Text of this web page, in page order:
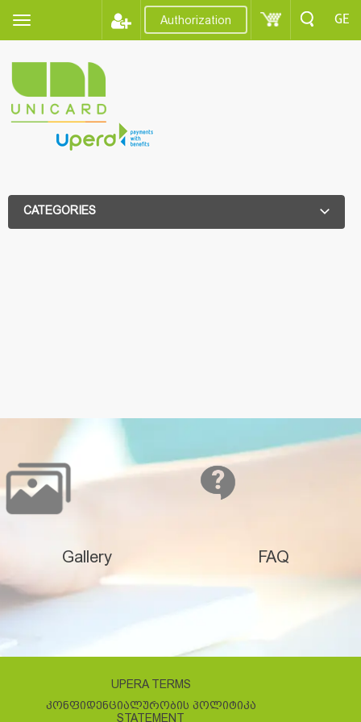
Authorization GE
CATEGORIES
Gallery FAQ
UPERA TERMS
ᲙᲝᲜᲤᲘᲓᲔᲜᲪᲘᲐᲚᲣᲠᲝᲑᲘᲡ ᲞᲝᲚᲘᲢᲘᲙᲐ
STATEMENT